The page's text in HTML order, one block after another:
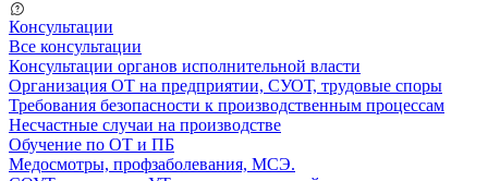
Консультации
Все консультации
Консультации органов исполнительной власти
Организация ОТ на предприятии, СУОТ, трудовые споры
Требования безопасности к производственным процессам
Несчастные случаи на производстве
Обучение по ОТ и ПБ
Медосмотры, профзаболевания, МСЭ.